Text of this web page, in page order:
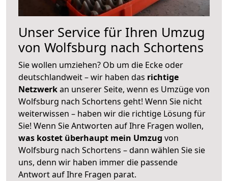
Unser Service für Ihren Umzug
von Wolfsburg nach Schortens
Sie wollen umziehen? Ob um die Ecke oder
deutschlandweit – wir haben das richtige
Netzwerkan unserer Seite, wenn es Umzüge von
Wolfsburg nach Schortens geht! Wenn Sie nicht
weiterwissen – haben wir die richtige Lösung für
Sie! Wenn Sie Antworten auf Ihre Fragen wollen,
was kostet überhaupt mein Umzug von
Wolfsburg nach Schortens – dann wählen Sie sie
uns, denn wir haben immer die passende
Antwort auf Ihre Fragen parat.